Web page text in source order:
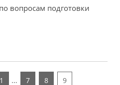
вопросам подготовки
1 … 7 8 9